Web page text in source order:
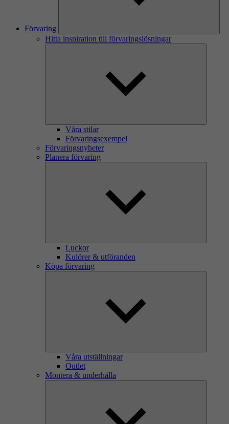
Förvaring
Hitta inspiration till förvaringslösningar
Våra stilar
Förvaringsexempel
Förvaringsnyheter
Planera förvaring
Luckor
Kulörer & utföranden
Köpa förvaring
Våra utställningar
Outlet
Montera & underhålla